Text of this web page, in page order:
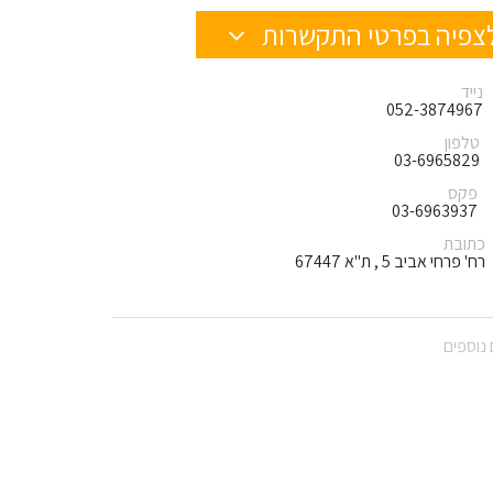
בפרטי התקשרות
נייד
052-3874967
טלפון
03-6965829
פקס
03-6963937
כתובת
רח' פרחי אביב 5 , ת"א 67447